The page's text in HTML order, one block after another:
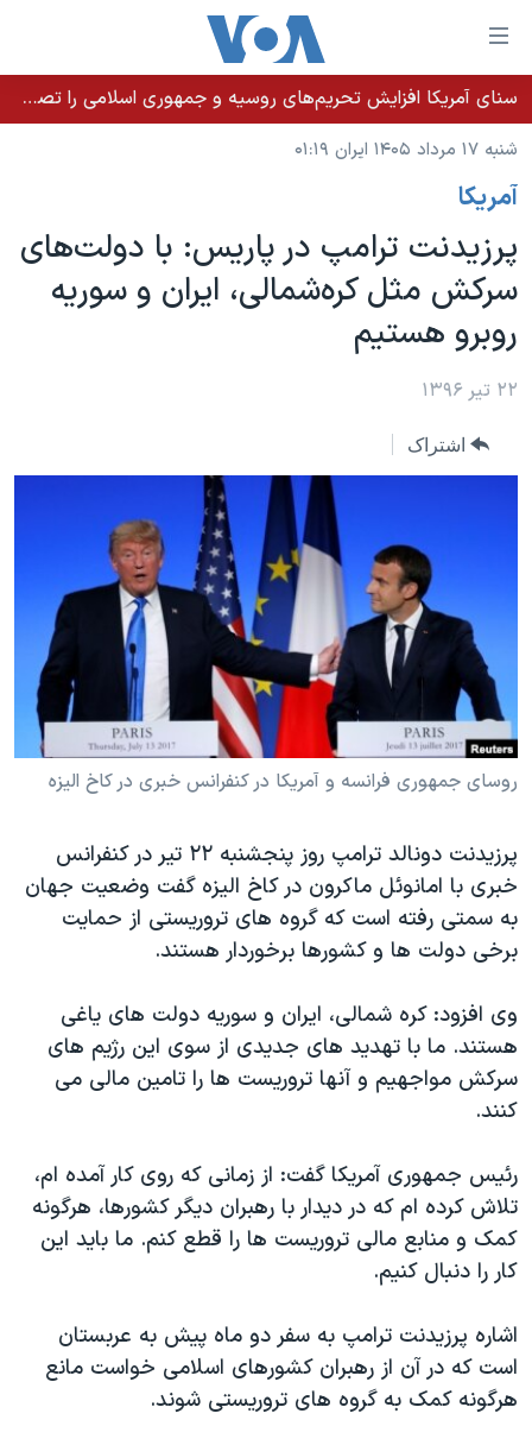
لینکهای
قابل
دسترسی
جهش
محتوای
اصلی
جهش
به
صفحه
جهش
خانه
نسخه سبک وب‌سایت
موضوع ها
ایران
آمریکا
جهان
ورزشی
فرهنگ و زندگی
حقوق شهروندی
اقتصادی
علم و فناوری
اسرائیل در جنگ
برنامه های تلویزیونی
جدول برنامه ها
صفحه‌های ویژه
جام جهانی ۲۰۲۶
بایگانی برنامه‌های تلویزیونی
انتخابات ریاست جمهوری آمریکا ۲۰۲۴
حمله جمهوری اسلامی به اسرائیل
رمز مهسا
ورزش زنان در ایران
اعتراضات زن، زندگی، آزادی
تریبونال مردمی آبان ۹۸
دادگاه حمید نوری
چهل سال گروگان‌گیری
اعتراضات مردمی آبان ۹۸
اسرائیل در جنگ
نرگس محمدی برنده جایزه نوبل صلح
صفحه‌های ویژه
سفر پرزیدنت ترامپ به چین
فرکانس‌های صدای آمریکا
پخش رادیویی
یادگیری زبان انگلیسی
زبانهای مختلف
سنای آمریکا افزایش تحریم‌های روسیه و جمهوری اسلامی را تصویب کرد؛ زلنسکی از این اقدام تشکر کرد
شنبه ۱۷ مرداد ۱۴۰۵ ایران ۰۱:۱۹
آمريکا
پرزیدنت ترامپ در پاریس: با دولت‌های
سرکش مثل کره‌شمالی، ایران و سوریه
روبرو هستیم
۲۲ تیر ۱۳۹۶
اشتراک
روسای جمهوری فرانسه و آمریکا در کنفرانس خبری در کاخ الیزه
پرزیدنت دونالد ترامپ روز پنجشنبه ۲۲ تیر در کنفرانس
خبری با امانوئل ماکرون در کاخ الیزه گفت وضعیت جهان
به سمتی رفته است که گروه های تروریستی از حمایت
برخی دولت ها و کشورها برخوردار هستند.
وی افزود: کره شمالی، ایران و سوریه دولت های یاغی
هستند. ما با تهدید های جدیدی از سوی این رژیم های
سرکش مواجهیم و آنها تروریست ها را تامین مالی می
کنند.
رئیس جمهوری آمریکا گفت: از زمانی که روی کار آمده ام،
تلاش کرده ام که در دیدار با رهبران دیگر کشورها، هرگونه
کمک و منابع مالی تروریست ها را قطع کنم. ما باید این
کار را دنبال کنیم.
اشاره پرزیدنت ترامپ به سفر دو ماه پیش به عربستان
است که در آن از رهبران کشورهای اسلامی خواست مانع
هرگونه کمک به گروه های تروریستی شوند.